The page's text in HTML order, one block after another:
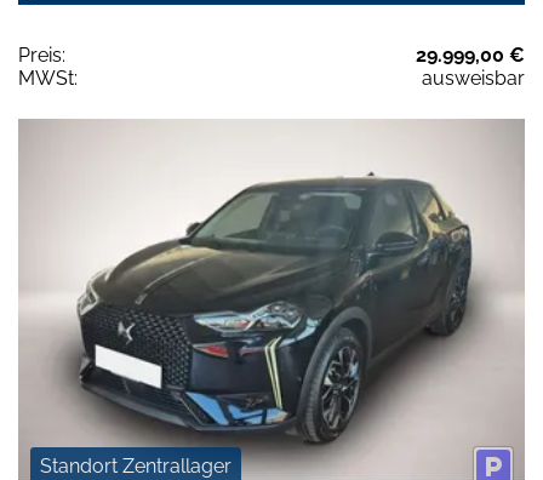
Preis:
29.999,00 €
MWSt:
ausweisbar
Standort Zentrallager